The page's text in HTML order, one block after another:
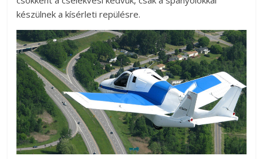
készülnek a kísérleti repülésre.